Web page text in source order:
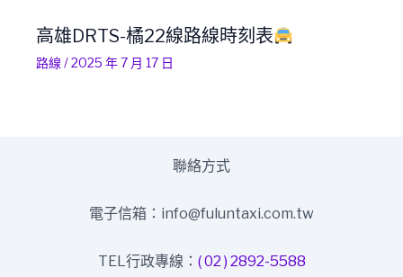
高雄DRTS-橘22線路線時刻表
路線 /2025 年 7 月 17 日
聯絡方式
電子信箱：info@fuluntaxi.com.tw
TEL行政專線： ( 02 ) 2892-5588